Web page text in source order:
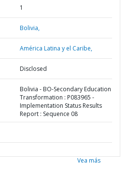
1
Bolivia,
América Latina y el Caribe,
Disclosed
Bolivia - BO-Secondary Education
Transformation : P083965 -
Implementation Status Results
Report : Sequence 08
Vea más